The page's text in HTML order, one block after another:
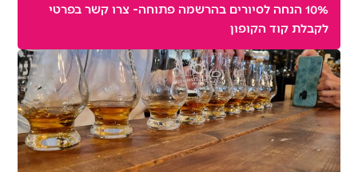
10% הנחה לסיורים בהרשמה פתוחה- צרו קשר בפרטי
לקבלת קוד הקופון